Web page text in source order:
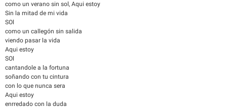
como un verano sin sol, Aqui estoy
Sin la mitad de mi vida
SOl
como un callegón sin salida
viendo pasar la vida
Aqui estoy
SOl
cantandole a la fortuna
soñando con tu cintura
con lo que nunca sera
Aqui estoy
enrredado con la duda